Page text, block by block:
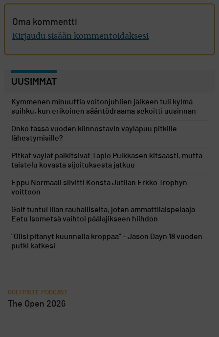
Oma kommentti
Kirjaudu sisään kommentoidaksesi
UUSIMMAT
Kymmenen minuuttia voitonjuhlien jälkeen tuli kylmä
suihku, kun erikoinen sääntödraama sekoitti uusinnan
Onko tässä vuoden kiinnostavin väyläpuu pitkille
lähestymisille?
Pitkät väylät palkitsivat Tapio Pulkkasen kitsaasti, mutta
taistelu kovasta sijoituksesta jatkuu
Eppu Normaali siivitti Konsta Jutilan Erkko Trophyn
voittoon
Golf tuntui liian rauhalliselta, joten ammattilaispelaaja
Eetu Isometsä vaihtoi päälajikseen hiihdon
"Olisi pitänyt kuunnella kroppaa" – Jason Dayn 18 vuoden
putki katkesi
GOLFPISTE PODCAST
The Open 2026